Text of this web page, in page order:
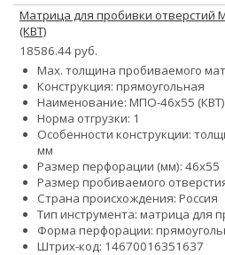
Матрица для пробивки
(КВТ)
18586.44 руб.
Max. толщина пробиваемого
Конструкция: прямоугольная
Наименование: МПО-46х55 (КВТ)
Норма отгрузки: 1
Особенности конструкции:
мм
Размер перфорации (мм): 46х55
Размер пробиваемого
Страна происхождения: Россия
Тип инструмента: матрица для
Форма перфорации:
Штрих-код: 14670016351637